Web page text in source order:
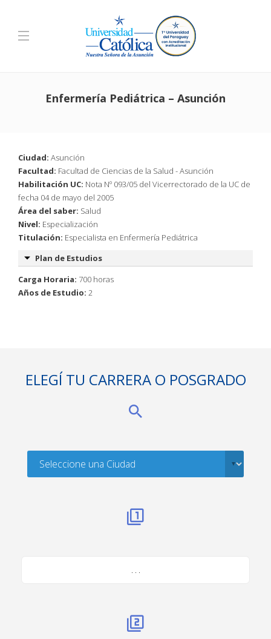
Enfermería Pediátrica – Asunción
Ciudad: Asunción
Facultad: Facultad de Ciencias de la Salud - Asunción
Habilitación UC: Nota Nº 093/05 del Vicerrectorado de la UC de
fecha 04 de mayo del 2005
Área del saber: Salud
Nivel: Especialización
Titulación: Especialista en Enfermería Pediátrica
Plan de Estudios
Carga Horaria: 700 horas
Años de Estudio: 2
ELEGÍ TU CARRERA O POSGRADO
. . .